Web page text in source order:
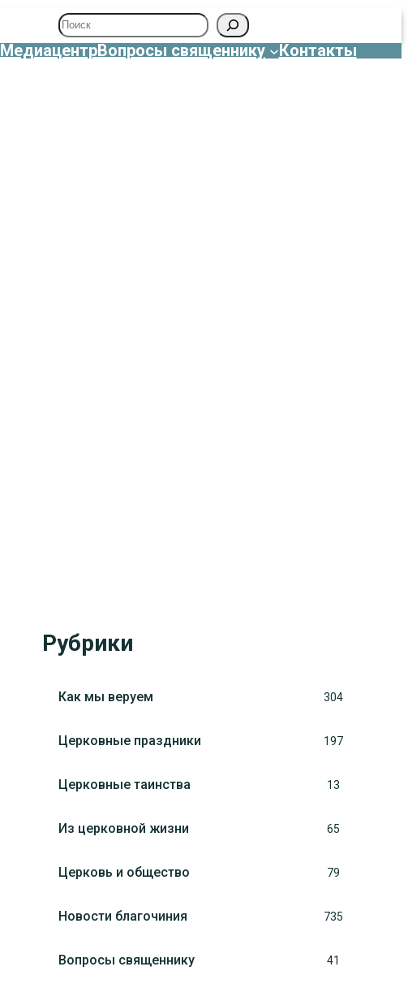
Поиск
МедиацентрВопросы священнику Контакты
Рубрики
Как мы веруем 304
Церковные праздники 197
Церковные таинства 13
Из церковной жизни 65
Церковь и общество 79
Новости благочиния 735
Вопросы священнику 41